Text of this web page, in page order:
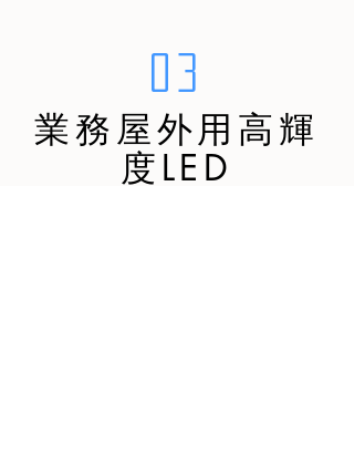
03
業務屋外用高輝
度LED